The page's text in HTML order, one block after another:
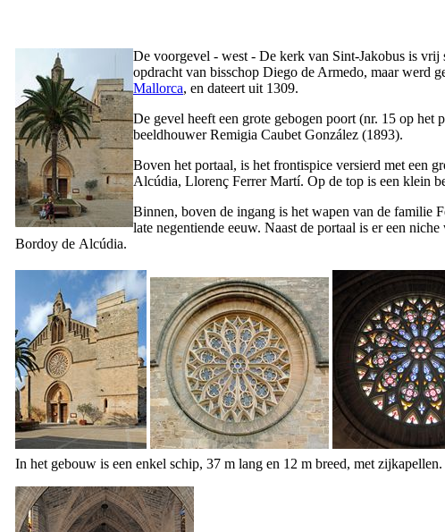
De voorgevel - west - De kerk van Sint-Jakobus is vrij
opdracht van bisschop Diego de Armedo, maar werd
Mallorca, en dateert uit 1309.
De gevel heeft een grote gebogen poort (nr. 15 op het
beeldhouwerRemigia Caubet González (1893).
Boven het portaal, is het frontispice versierd met een
Alcúdia, Llorenç Ferrer Martí. Op de top is een klein
Binnen, boven de ingang is het wapen van de familie
late negentiende eeuw. Naast de portaal is er een
Bordoy de Alcúdia.
In het gebouw is een enkel schip, 37 m lang en 12 m breed, met